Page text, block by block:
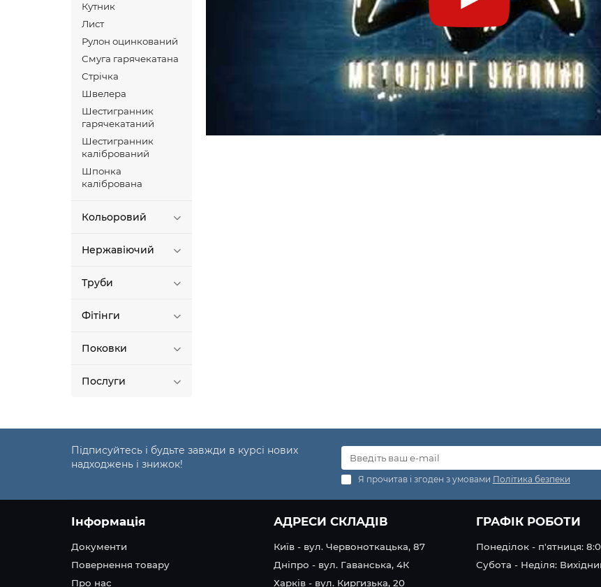
Кутник
Лист
Рулон оцинкований
Смуга гарячекатана
Стрічка
Швелера
Шестигранник
гарячекатаний
Шестигранник
калібрований
Шпонка
калібрована
Кольоровий
Нержавіючий
Труби
Фітінги
Поковки
Послуги
Підписуйтесь і будьте завжди в курсі нових
надходжень і знижок!
Я прочитав і згоден з умовами Політика безпеки
Інформація
Документи
Повернення товару
Про нас
АДРЕСИ СКЛАДІВ
Київ - вул. Червоноткацька, 87
Дніпро - вул. Гаванська, 4К
Харків - вул. Киргизька, 20
ГРАФІК РОБОТИ
Понеділок - п'ятниця:
Субота - Неділя: